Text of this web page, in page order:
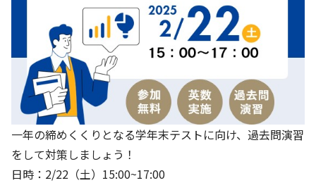
一年の締めくくりとなる学年末テストに向け、過去問演習
をして対策しましょう！
日時：2/22（土）15:00~17:00